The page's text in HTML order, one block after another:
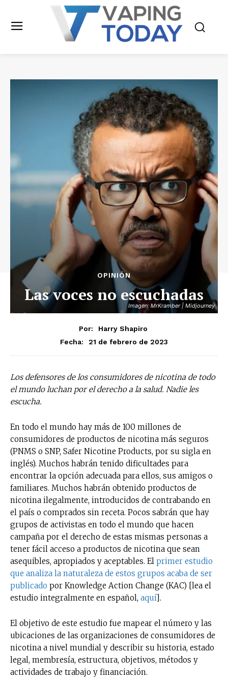
Imagen: MrKramber | Midjourney
OPINIÓN
Las voces no escuchadas
Por:
Harry Shapiro
Fecha:
21 de febrero de 2023
Los defensores de los consumidores de nicotina de todo
el mundo luchan por el derecho a la salud. Nadie les
escucha.
En todo el mundo hay más de 100 millones de
consumidores de productos de nicotina más seguros
(PNMS o SNP, Safer Nicotine Products, por su sigla en
inglés). Muchos habrán tenido dificultades para
encontrar la opción adecuada para ellos, sus amigos o
familiares. Muchos habrán obtenido productos de
nicotina ilegalmente, introducidos de contrabando en
el país o comprados sin receta. Pocos sabrán que hay
grupos de activistas en todo el mundo que hacen
campaña por el derecho de estas mismas personas a
tener fácil acceso a productos de nicotina que sean
asequibles, apropiados y aceptables. El primer estudio
que analiza la naturaleza de estos grupos acaba de ser
publicado por Knowledge Action Change (KAC) [lea el
estudio integralmente en español, aquí].
El objetivo de este estudio fue mapear el número y las
ubicaciones de las organizaciones de consumidores de
nicotina a nivel mundial y describir su historia, estado
legal, membresía, estructura, objetivos, métodos y
actividades de trabajo y financiación.